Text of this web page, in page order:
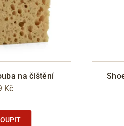
na čištění
Kč